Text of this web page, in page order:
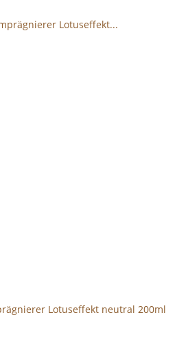
Lotuseffekt neutral 200ml